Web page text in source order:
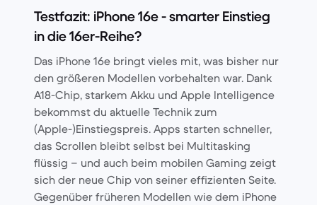
Testfazit: iPhone 16e - smarter Einstieg
in die 16er-Reihe?
Das iPhone 16e bringt vieles mit, was bisher nur
den größeren Modellen vorbehalten war. Dank
A18-Chip, starkem Akku und Apple Intelligence
bekommst du aktuelle Technik zum
(Apple-)Einstiegspreis. Apps starten schneller,
das Scrollen bleibt selbst bei Multitasking
flüssig – und auch beim mobilen Gaming zeigt
sich der neue Chip von seiner effizienten Seite.
Gegenüber früheren Modellen wie dem iPhone